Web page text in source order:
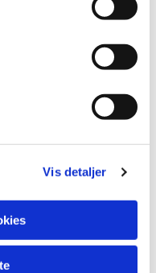
Vis detaljer